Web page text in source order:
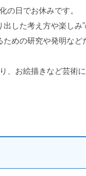
の日でお休みです。
した考え方や楽しみ
ための研究や発明など
、お絵描きなど芸術